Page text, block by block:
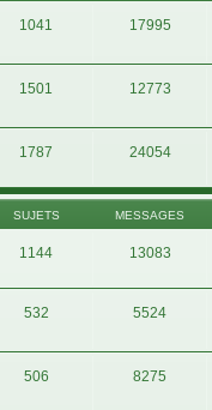
1041 17995
1501 12773
1787 24054
SUJETS MESSAGES
1144 13083
532 5524
506 8275